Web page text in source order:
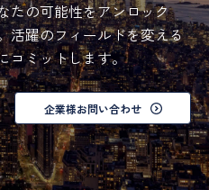
たの可能性をアンロック
活躍のフィールドを変える
コミットします。
企業様お問い合わせ